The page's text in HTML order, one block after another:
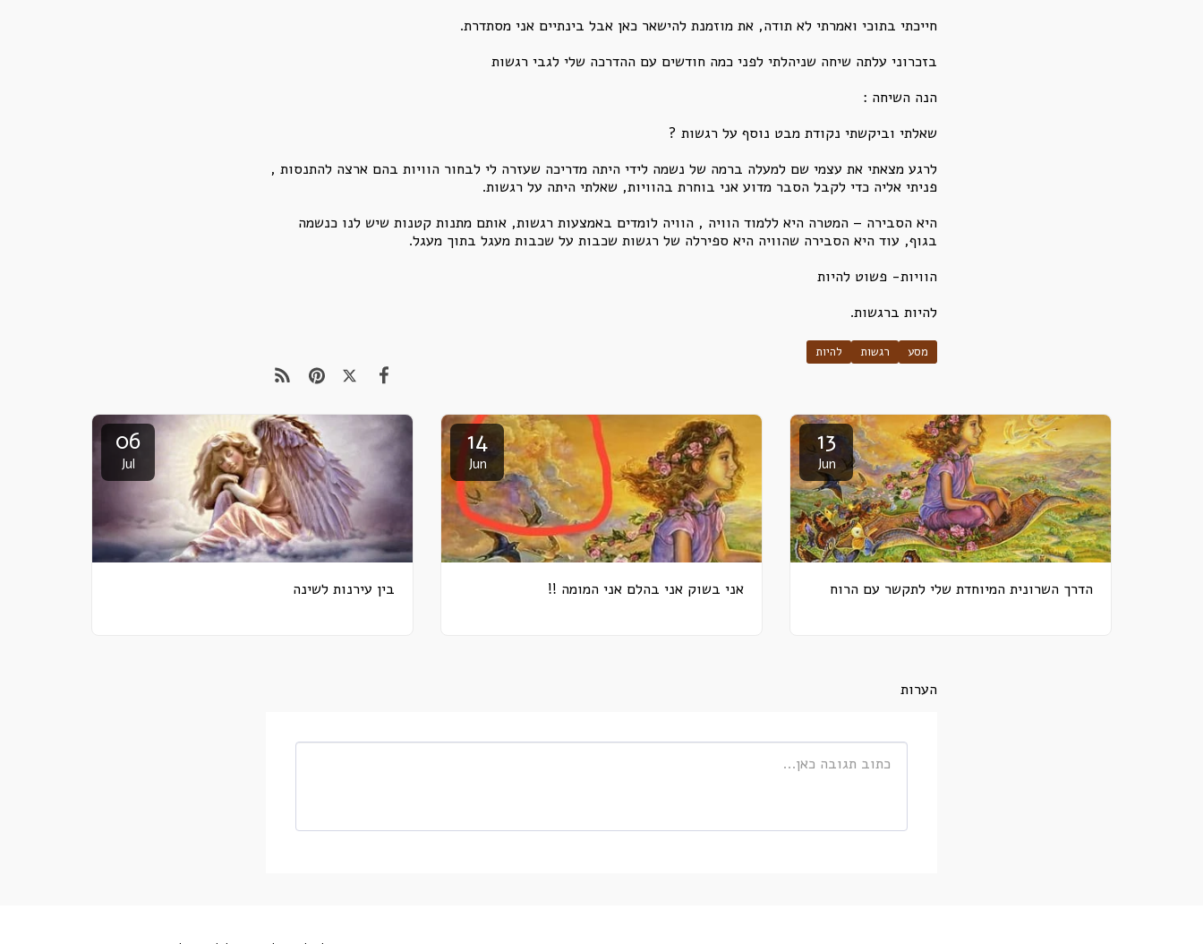
חייכתי בתוכי ואמרתי לא תודה, את מוזמנת להישאר כאן אבל בינתיים אני מסתדרת.
בזכרוני עלתה שיחה שניהלתי לפני כמה חודשים עם ההדרכה שלי לגבי רגשות
הנה השיחה :
שאלתי וביקשתי נקודת מבט נוסף על רגשות ?
לרגע מצאתי את עצמי שם למעלה ברמה של נשמה לידי היתה מדריכה שעזרה לי לבחור הוויות בהם ארצה להתנסות ,
פניתי אליה כדי לקבל הסבר מדוע אני בוחרת בהוויות, שאלתי היתה על רגשות.
היא הסבירה – המטרה היא ללמוד הוויה , הוויה לומדים באמצעות רגשות, אותם מתנות קטנות שיש לנו כנשמה
בגוף, עוד היא הסבירה שהוויה היא ספירלה של רגשות שכבות על שכבות מעגל בתוך מעגל.
הוויות- פשוט להיות
להיות ברגשות.
מסע רגשות להיות
13
Jun
הדרך השרונית המיוחדת שלי לתקשר עם הרוח
14
Jun
אני בשוק אני בהלם אני המומה !!
06
Jul
בין עירנות לשינה
הערות